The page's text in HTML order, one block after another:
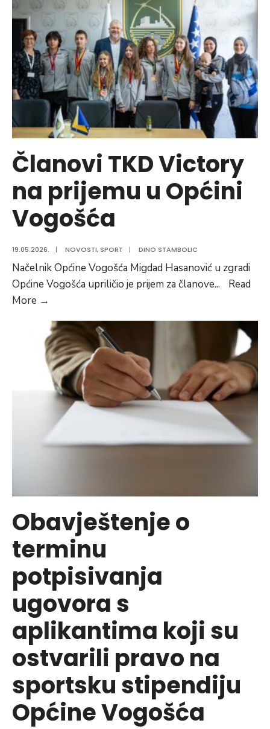
karatiste
Sambona
Članovi TKD Victory
na prijemu u Općini
Vogošća
19.05.2026. | NOVOSTI, SPORT | DINO STAMBOLIC
Načelnik Općine Vogošća Migdad Hasanović u zgradi
Općine Vogošća upriličio je prijem za članove...
Read
More →
Victory
na
prijemu
u
Općini
Vogošća
Obavještenje o
terminu
potpisivanja
ugovora s
aplikantima koji su
ostvarili pravo na
sportsku stipendiju
Općine Vogošća